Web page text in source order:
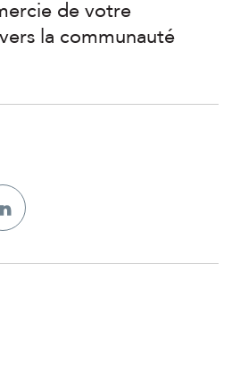
de votre
la communauté